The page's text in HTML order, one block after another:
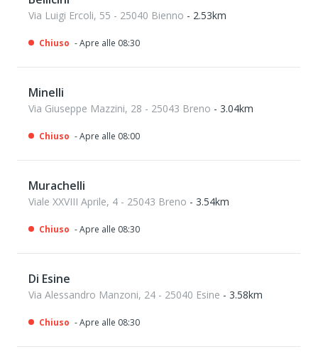
Via Luigi Ercoli, 55 - 25040 Bienno - 2.53km
Chiuso - Apre alle 08:30
Minelli
Via Giuseppe Mazzini, 28 - 25043 Breno - 3.04km
Chiuso - Apre alle 08:00
Murachelli
Viale XXVIII Aprile, 4 - 25043 Breno - 3.54km
Chiuso - Apre alle 08:30
Di Esine
Via Alessandro Manzoni, 24 - 25040 Esine - 3.58km
Chiuso - Apre alle 08:30